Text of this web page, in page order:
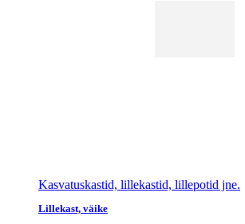
Kasvatuskastid, lillekastid, lillepotid jne.
Lillekast, väike